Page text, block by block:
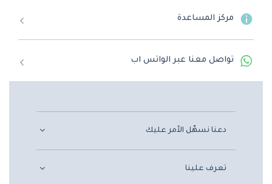
مركز المساعدة
تواصل معنا عبر الواتس اب
دعنا نسهّل الأمر عليك
تعرف علينا